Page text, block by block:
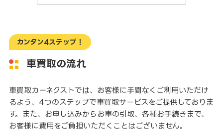
カンタン4ステップ！
車買取の流れ
車買取カーネクストでは、お客様に手間なくご利用いただけ
るよう、4つのステップで車買取サービスをご提供しておりま
す。また、お申し込みからお車の引取、各種お手続きまで、
お客様に費用をご負担いただくことはございません。